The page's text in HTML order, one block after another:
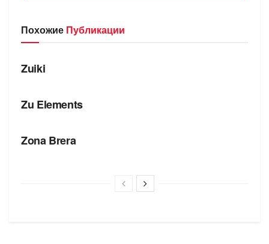
Похожие Публикации
БРЕНДЫ
Zuiki
Zu Elements
Zona Brera